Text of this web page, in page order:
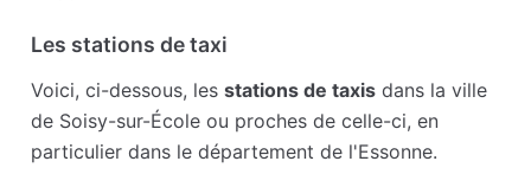
Les stations de taxi
Voici, ci-dessous, lesstations de taxis dans la ville
de Soisy-sur-École ou proches de celle-ci, en
particulier dans le département de l'Essonne.